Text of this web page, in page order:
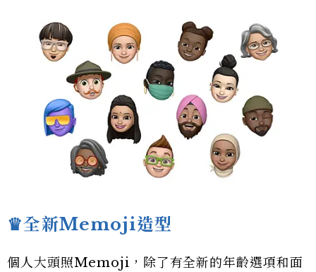
♛全新Memoji造型
個人大頭照Memoji，除了有全新的年齡選項和面